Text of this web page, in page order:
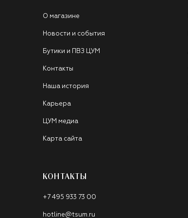
О магазине
Новости и события
Бутики и ПВЗ ЦУМ
Контакты
Наша история
Карьера
ЦУМ медиа
Карта сайта
КОНТАКТЫ
+7 495 933 73 00
hotline@tsum.ru